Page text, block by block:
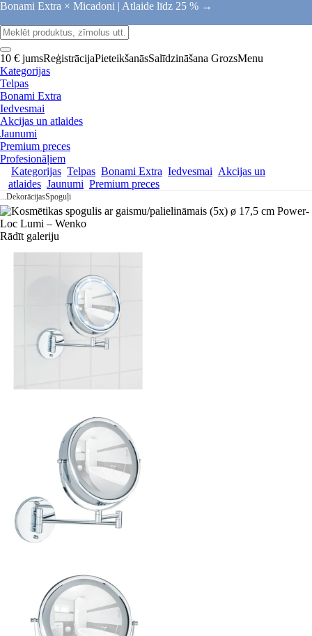
Bonami Extra × Micadoni | Atlaide līdz 25 % →
10 € jumsReģistrācijaPieteikšanāsSalīdzināšana GrozsMenu
Kategorijas
Telpas
Bonami Extra
Iedvesmai
Akcijas un atlaides
Jaunumi
Premium preces
Profesionāļiem
Kategorijas Telpas Bonami Extra Iedvesmai Akcijas un
atlaides Jaunumi Premium preces
...DekorācijasSpoguļi
Rādīt galeriju